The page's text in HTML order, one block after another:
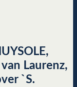
Laurenz,
`S.